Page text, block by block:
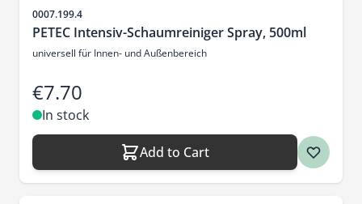
Sku
0007.199.4
PETEC Intensiv-Schaumreiniger Spray, 500ml
universell für Innen- und Außenbereich
€7.70
In stock
Add to Cart